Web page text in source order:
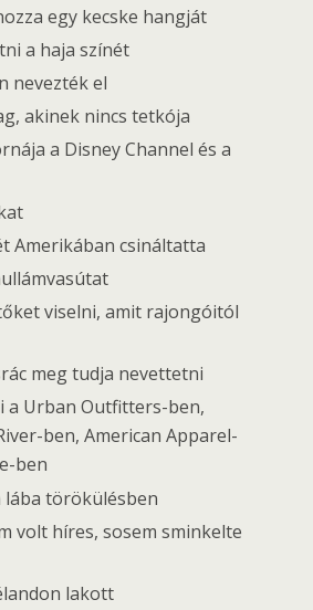
egy kecske hangját
a haja színét
nevezték el
akinek nincs tetkója
a Disney Channel és a
Amerikában csináltatta
viselni, amit rajongóitól
meg tudja nevettetni
a Urban Outfitters-ben,
ben, American Apparel-
ben
lába törökülésben
volt híres, sosem sminkelte
lakott